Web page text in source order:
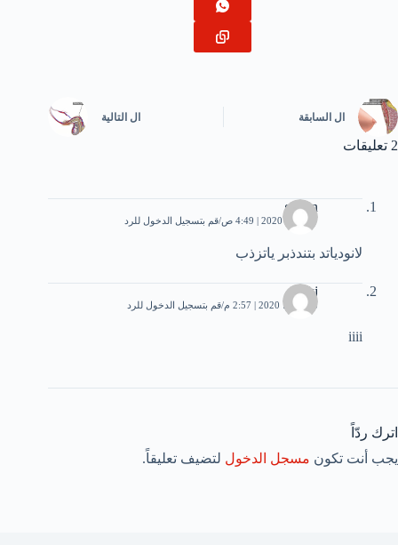
ال السابقة ال التالية
2 تعليقات
gehan
17 مايو، 2020 | 4:49 ص قم بتسجيل الدخول للرد
لانودياتد بتندذبر ياتزذب
jkj
13 يونيو، 2020 | 2:57 م قم بتسجيل الدخول للرد
iiii
اترك ردّاً
يجب أنت تكون مسجل الدخول لتضيف تعليقاً.